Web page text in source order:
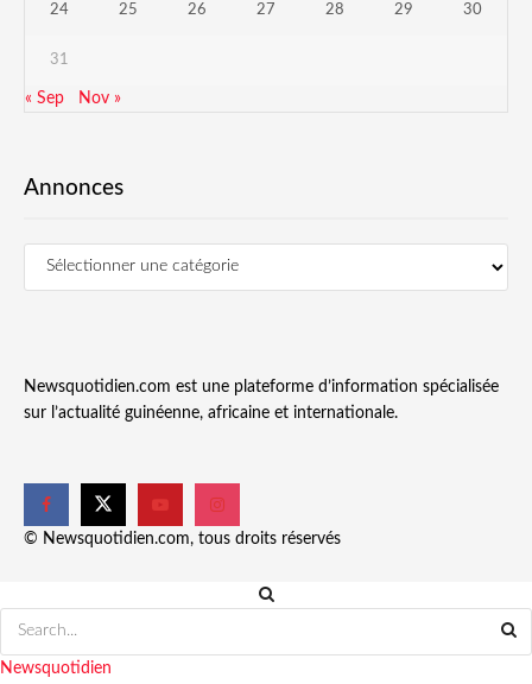
24 25 26 27 28 29 30
31
« Sep Nov »
Annonces
Newsquotidien.com est une plateforme d’information spécialisée
sur l’actualité guinéenne, africaine et internationale.
© Newsquotidien.com, tous droits réservés
Newsquotidien